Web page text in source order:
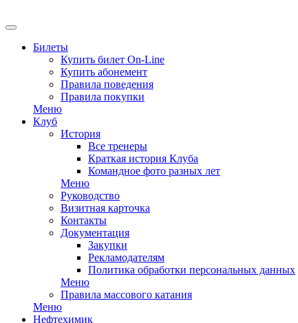
Билеты
Купить билет On-Line
Купить абонемент
Правила поведения
Правила покупки
Меню
Клуб
История
Все тренеры
Краткая история Клуба
Командное фото разных лет
Меню
Руководство
Визитная карточка
Контакты
Документация
Закупки
Рекламодателям
Политика обработки персональных данных
Меню
Правила массового катания
Меню
Нефтехимик